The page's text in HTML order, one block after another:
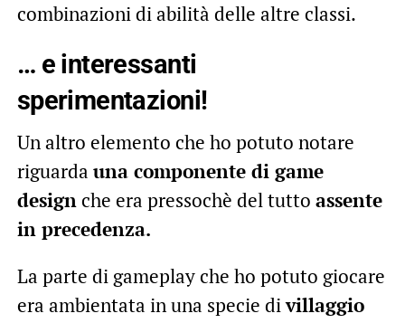
combinazioni di abilità delle altre classi.
… e interessanti
sperimentazioni!
Un altro elemento che ho potuto notare
riguarda una componente di game
designche era pressochè del tutto assente
in precedenza.
La parte di gameplay che ho potuto giocare
era ambientata in una specie divillaggio